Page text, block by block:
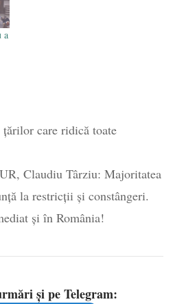
a
țărilor care ridică toate
Claudiu Târziu: Majoritatea
la restricții și constângeri.
și în România!
și pe Telegram: